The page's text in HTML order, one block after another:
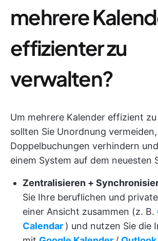
mehrere
effizienter zu
verwalten?
Um mehrere Kalender effizient
sollten Sie Unordnung vermeiden,
Doppelbuchungen verhindern
einem System auf dem neuesten
Zentralisieren +
Sie Ihre beruflichen und
einer Ansicht zusammen (z. B.
Calendar ) und nutzen Sie die